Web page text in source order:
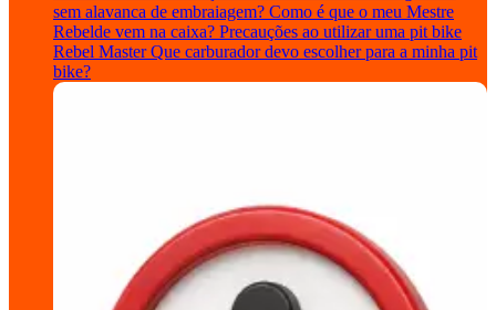
sem alavanca de embraiagem? Como é que o meu Mestre
Rebelde vem na caixa? Precauções ao utilizar uma pit bike
Rebel MasterQue carburador devo escolher para a minha pit
bike?